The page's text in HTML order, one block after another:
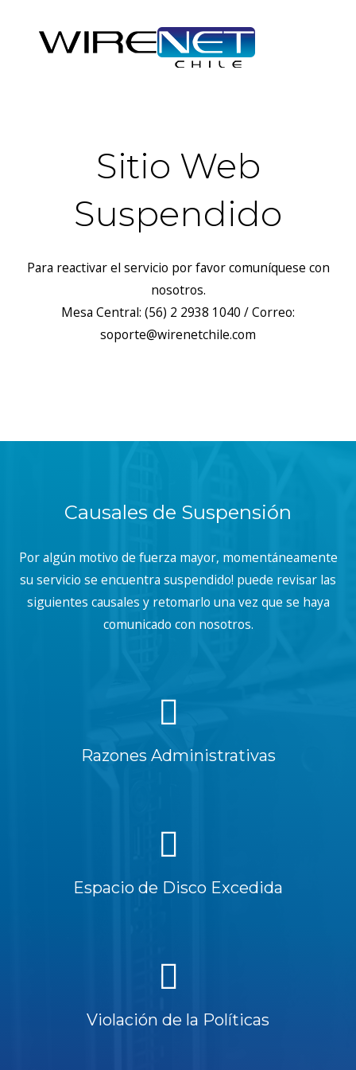
Sitio Web
Suspendido
Para reactivar el servicio por favor comuníquese con
nosotros.
Mesa Central: (56) 2 2938 1040 / Correo:
soporte@wirenetchile.com
Causales de Suspensión
Por algún motivo de fuerza mayor, momentáneamente
su servicio se encuentra suspendido! puede revisar las
siguientes causales y retomarlo una vez que se haya
comunicado con nosotros.
Razones Administrativas
Espacio de Disco Excedida
Violación de la Políticas